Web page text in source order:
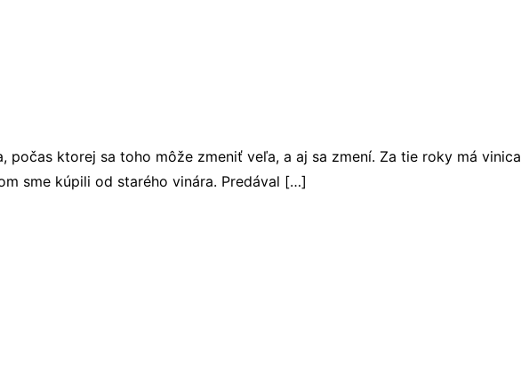
ktorej sa toho môže zmeniť veľa, a aj sa zmení. Za tie roky má vinica
sme kúpili od starého vinára. Predával […]